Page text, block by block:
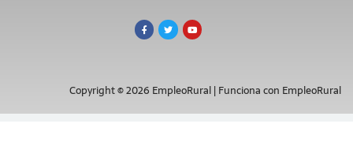
Copyright © 2026 EmpleoRural | Funciona con EmpleoRural